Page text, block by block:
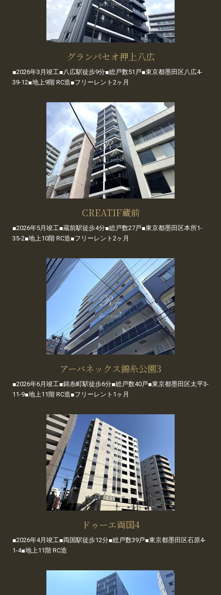
グランパセオ押上八広
■2026年3月竣工■八広駅徒歩9分■総戸数51戸■東京都墨田区八広4-
39-12■地上9階 RC造■フリーレント2ヶ月
CREATIF蔵前
■2026年5月竣工■蔵前駅徒歩4分■総戸数27戸■東京都墨田区本所1-
35-2■地上10階 RC造■フリーレント2ヶ月
アーバネックス錦糸公園3
■2026年6月竣工■錦糸町駅徒歩6分■総戸数40戸■東京都墨田区太平3-
11-9■地上11階 RC造■フリーレント1ヶ月
ドゥーエ両国4
■2026年4月竣工■両国駅徒歩12分■総戸数39戸■東京都墨田区石原4-
1-4■地上11階 RC造